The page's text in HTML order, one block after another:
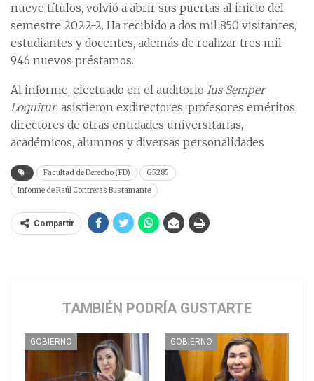
nueve títulos, volvió a abrir sus puertas al inicio del
semestre 2022-2. Ha recibido a dos mil 850 visitantes,
estudiantes y docentes, además de realizar tres mil
946 nuevos préstamos.
Al informe, efectuado en el auditorio Ius Semper
Loquitur, asistieron exdirectores, profesores eméritos,
directores de otras entidades universitarias,
académicos, alumnos y diversas personalidades
Facultad de Derecho (FD)
G5285
Informe de Raúl Contreras Bustamante
Compartir
TAMBIÉN PODRÍA GUSTARTE
GOBIERNO GOBIERNO